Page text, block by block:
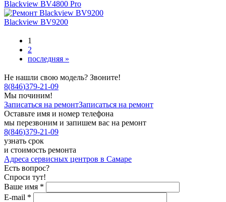
Blackview BV4800 Pro
Blackview BV9200
1
2
последняя »
Не нашли свою модель? Звоните!
8(846)379-21-09
Мы починим!
Записаться на ремонтЗаписаться на ремонт
Оставьте имя и номер телефона
мы перезвоним и запишем вас на ремонт
8(846)379-21-09
узнать срок
и стоимость ремонта
Адреса сервисных центров в Самаре
Есть вопрос?
Спроси тут!
Ваше имя *
E-mail *